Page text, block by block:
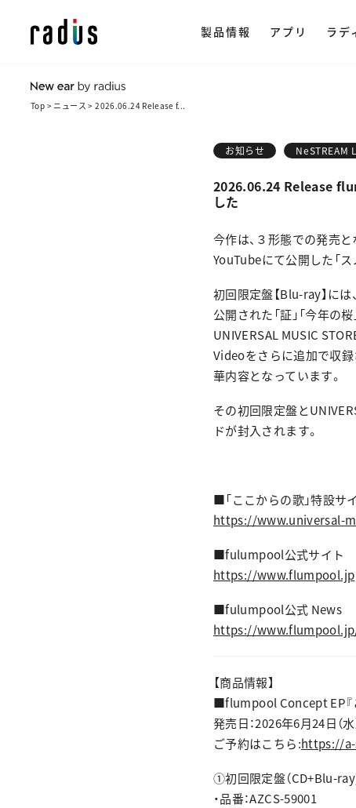
製品情報
・ ワイヤード
・ アクセサリ
アプリ ラデ
ヒス
radius
Top ニュース 2026.06.24 Release f...
お知らせ NeSTREAM
2026.06.24 Release
した
今作は、３形態での発売
YouTubeにて公開した「ス
初回限定盤【Blu-ray】に
公開された「証」「今年の
UNIVERSAL MUSIC
Videoをさらに追加で収録
華内容となっています。
その初回限定盤と
ドが封入されます。
■「ここからの歌」特設サ
https://www.universal-
■fulumpool公式サイト
https://www.flumpool.jp
■fulumpool公式 News
https://
【商品情報】
■flumpool Concept EP『
発売日：2026年6月24日（水
ご予約はこちら:https://
①初回限定盤（CD+Blu-
・品番：AZCS-59001